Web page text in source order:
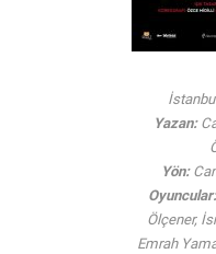
Yazan:
Yön:
Ölçener,
Emrah